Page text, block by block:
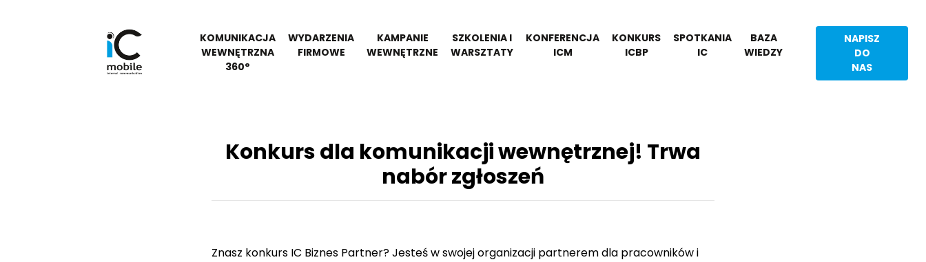
KOMUNIKACJA
WEWNĘTRZNA
360°
WYDARZENIA
FIRMOWE
KAMPANIE
WEWNĘTRZNE
SZKOLENIA I
WARSZTATY
KONFERENCJA
ICM
KONKURS
ICBP
SPOTKANIA
IC
BAZA
WIEDZY
NAPISZ
DO
NAS
Konkurs dla komunikacji wewnętrznej! Trwa
nabór zgłoszeń
Znasz konkurs IC Biznes Partner? Jesteś w swojej organizacji partnerem dla pracowników i